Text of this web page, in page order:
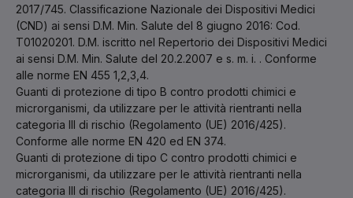
2017/745. Classificazione Nazionale dei Dispositivi Medici
(CND) ai sensi D.M. Min. Salute del 8 giugno 2016: Cod.
T01020201. D.M. iscritto nel Repertorio dei Dispositivi Medici
ai sensi D.M. Min. Salute del 20.2.2007 e s. m. i. . Conforme
alle norme EN 455 1,2,3,4.
Guanti di protezione di tipo B contro prodotti chimici e
microrganismi, da utilizzare per le attività rientranti nella
categoria III di rischio (Regolamento (UE) 2016/425).
Conforme alle norme EN 420 ed EN 374.
Guanti di protezione di tipo C contro prodotti chimici e
microrganismi, da utilizzare per le attività rientranti nella
categoria III di rischio (Regolamento (UE) 2016/425).